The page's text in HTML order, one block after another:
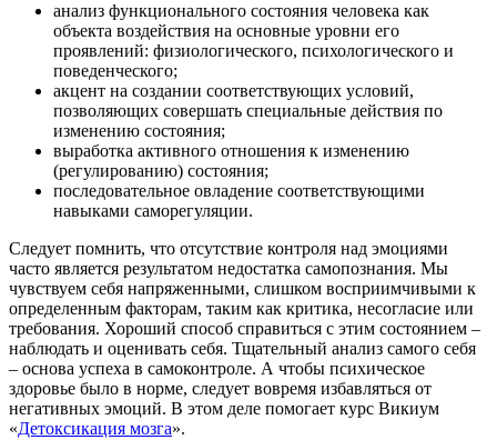
анализ функционального состояния человека как
объекта воздействия на основные уровни его
проявлений: физиологического, психологического и
поведенческого;
акцент на создании соответствующих условий,
позволяющих совершать специальные действия по
изменению состояния;
выработка активного отношения к изменению
(регулированию) состояния;
последовательное овладение соответствующими
навыками саморегуляции.
Следует помнить, что отсутствие контроля над эмоциями
часто является результатом недостатка самопознания. Мы
чувствуем себя напряженными, слишком восприимчивыми к
определенным факторам, таким как критика, несогласие или
требования. Хороший способ справиться с этим состоянием –
наблюдать и оценивать себя. Тщательный анализ самого себя
– основа успеха в самоконтроле. А чтобы психическое
здоровье было в норме, следует вовремя избавляться от
негативных эмоций. В этом деле помогает курс Викиум
«Детоксикация мозга».